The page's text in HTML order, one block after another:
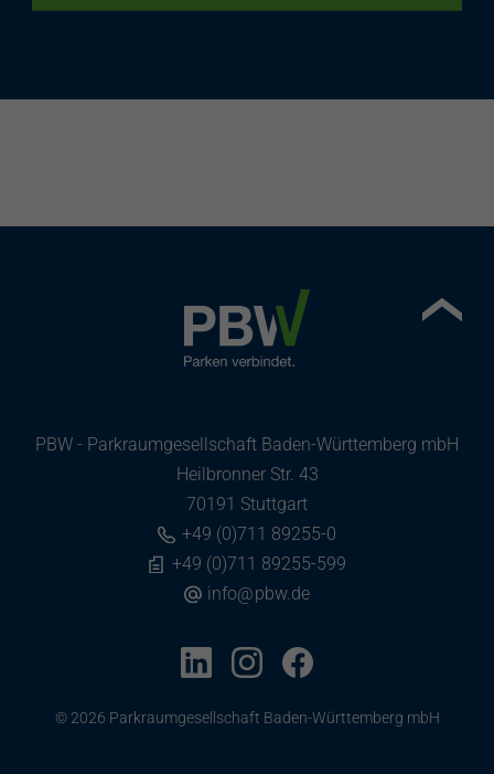
PBW - Parkraumgesellschaft Baden-Württemberg mbH
Heilbronner Str. 43
70191 Stuttgart
+49 (0)711 89255-0
+49 (0)711 89255-599
info@pbw.de
© 2026 Parkraumgesellschaft Baden-Württemberg mbH